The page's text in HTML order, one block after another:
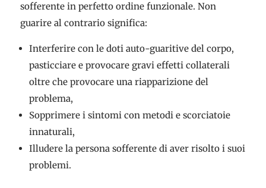
sofferente in perfetto ordine funzionale. Non
guarire al contrario significa:
Interferire con le doti auto-guaritive del corpo,
pasticciare e provocare gravi effetti collaterali
oltre che provocare una riapparizione del
problema,
Sopprimere i sintomi con metodi e scorciatoie
innaturali,
Illudere la persona sofferente di aver risolto i suoi
problemi.